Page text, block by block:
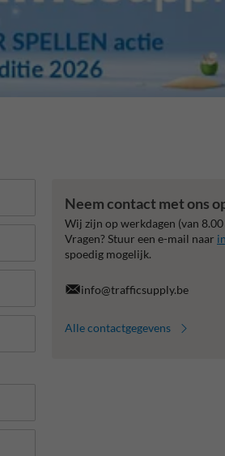
Neem contact met ons
Wij zijn op werkdagen (van
Vragen? Stuur een e-mail naar
spoedig mogelijk.
info@trafficsupply.be
Alle contactgegevens